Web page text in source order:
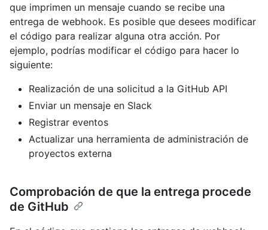
que imprimen un mensaje cuando se recibe una
entrega de webhook. Es posible que desees modificar
el código para realizar alguna otra acción. Por
ejemplo, podrías modificar el código para hacer lo
siguiente:
Realización de una solicitud a la GitHub API
Enviar un mensaje en Slack
Registrar eventos
Actualizar una herramienta de administración de
proyectos externa
Comprobación de que la entrega procede
de GitHub